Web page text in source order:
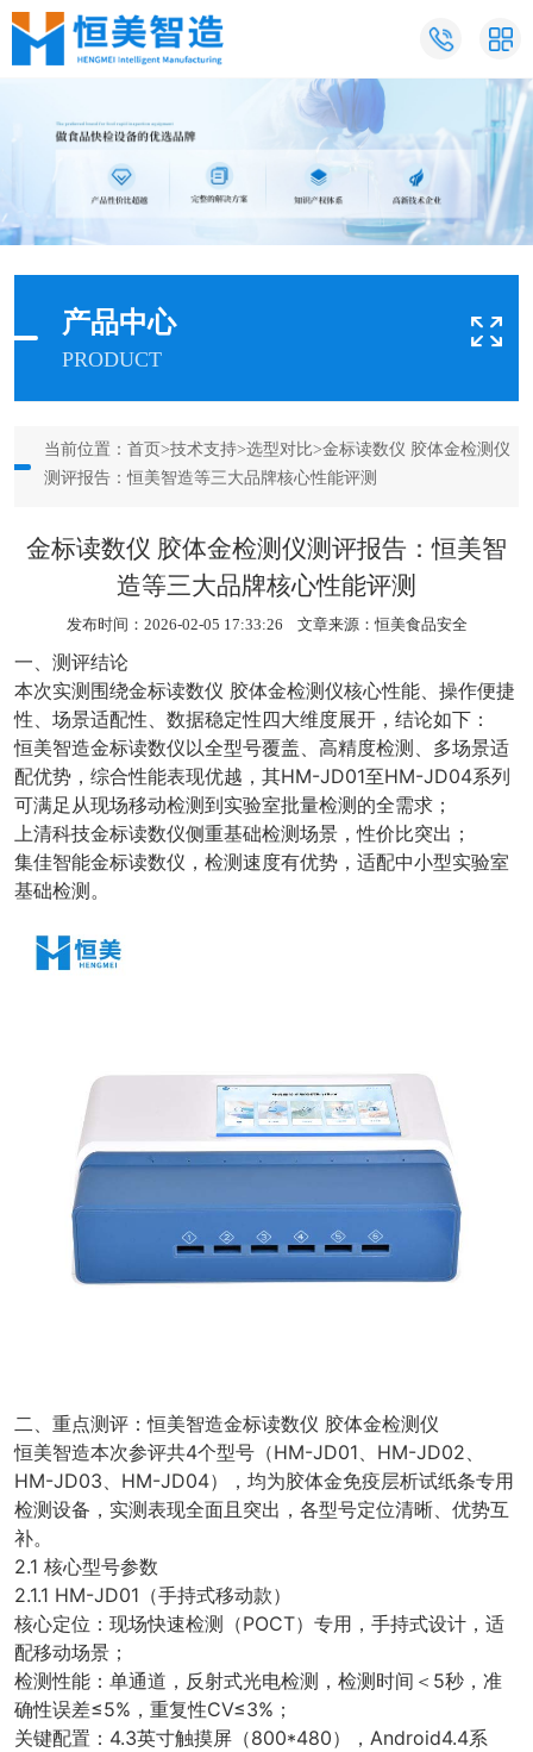
产品中心
PRODUCT
当前位置： 首页 >技术支持>选型对比>金标读数仪 胶体金检测仪
测评报告：恒美智造等三大品牌核心性能评测
金标读数仪 胶体金检测仪测评报告：恒美智
造等三大品牌核心性能评测
发布时间：2026-02-05 17:33:26 文章来源：恒美食品安全
一、测评结论
本次实测围绕金标读数仪 胶体金检测仪核心性能、操作便捷
性、场景适配性、数据稳定性四大维度展开，结论如下：
恒美智造金标读数仪以全型号覆盖、高精度检测、多场景适
配优势，综合性能表现优越，其HM-JD01至HM-JD04系列
可满足从现场移动检测到实验室批量检测的全需求；
上清科技金标读数仪侧重基础检测场景，性价比突出；
集佳智能金标读数仪，检测速度有优势，适配中小型实验室
基础检测。
二、重点测评：恒美智造金标读数仪 胶体金检测仪
恒美智造本次参评共4个型号（HM-JD01、HM-JD02、
HM-JD03、HM-JD04），均为胶体金免疫层析试纸条专用
检测设备，实测表现全面且突出，各型号定位清晰、优势互
补。
2.1 核心型号参数
2.1.1 HM-JD01（手持式移动款）
核心定位：现场快速检测（POCT）专用，手持式设计，适
配移动场景；
检测性能：单通道，反射式光电检测，检测时间＜5秒，准
确性误差≤5%，重复性CV≤3%；
关键配置：4.3英寸触摸屏（800*480），Android4.4系